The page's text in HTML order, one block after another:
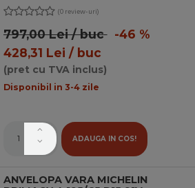
(0 review-uri)
797,00 Lei / buc-46 %
428,31 Lei / buc
(pret cu TVA inclus)
Disponibil in 3-4 zile
ADAUGA IN COS!
ANVELOPA VARA MICHELIN